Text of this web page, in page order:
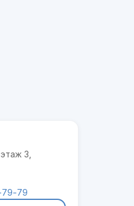
3,
79-79